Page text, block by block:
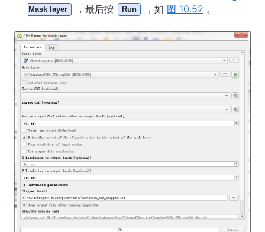
Mask layer ，最后按 Run ，如 图 10.52 。